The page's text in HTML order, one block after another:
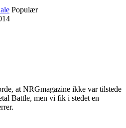
Populær
at NRGmagazine ikke var tilstede
Battle, men vi fik i stedet en